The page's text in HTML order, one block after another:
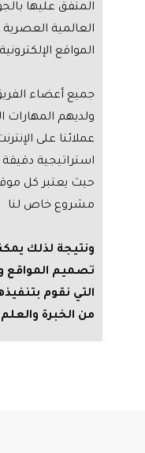
المتفق عليها
العالمية
المواقع الإلكترونية
جميع أعضاء
ولديهم المهارات
عملائنا على
استراتيجية
حيث يعتبر كل
مشروع خاص لنا
ونتيجة لذلك
تصميم المواقع
التي نقوم
من الخبرة